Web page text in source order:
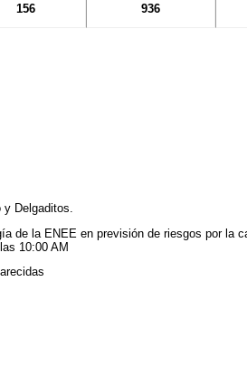
156 936
Delgaditos.
de la ENEE en previsión de riesgos por
10:00 AM